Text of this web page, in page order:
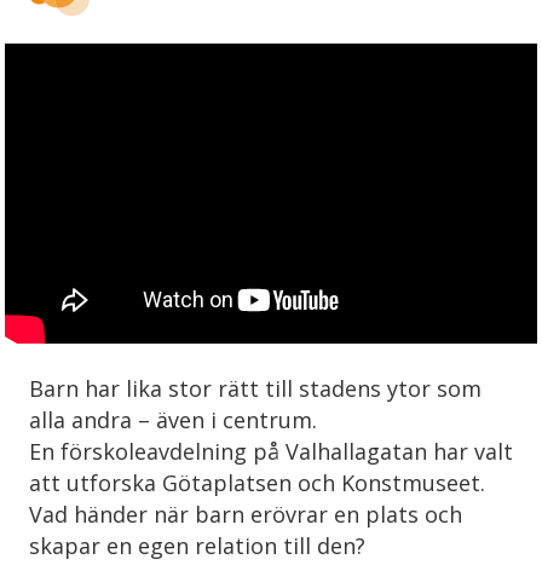
Barn har lika stor rätt till stadens ytor som
alla andra – även i centrum.
En förskoleavdelning på Valhallagatan har valt
att utforska Götaplatsen och Konstmuseet.
Vad händer när barn erövrar en plats och
skapar en egen relation till den?